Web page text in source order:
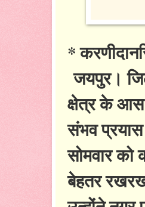
*
जयपुर।
क्षेत्र के आस
संभव प्रयास
सोमवार को
बेहतर